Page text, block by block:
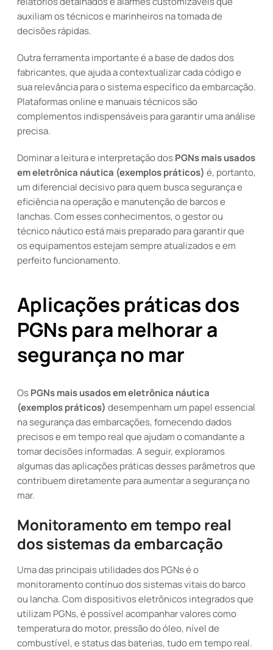
auxiliam os técnicos e marinheiros na tomada de
decisões rápidas.
Outra ferramenta importante é a base de dados dos
fabricantes, que ajuda a contextualizar cada código e
sua relevância para o sistema específico da embarcação.
Plataformas online e manuais técnicos são
complementos indispensáveis para garantir uma análise
precisa.
Dominar a leitura e interpretação dosPGNs mais usados
em eletrônica náutica (exemplos práticos) é, portanto,
um diferencial decisivo para quem busca segurança e
eficiência na operação e manutenção de barcos e
lanchas. Com esses conhecimentos, o gestor ou
técnico náutico está mais preparado para garantir que
os equipamentos estejam sempre atualizados e em
perfeito funcionamento.
Aplicações práticas dos
PGNs para melhorar a
segurança no mar
OsPGNs mais usados em eletrônica náutica
(exemplos práticos) desempenham um papel essencial
na segurança das embarcações, fornecendo dados
precisos e em tempo real que ajudam o comandante a
tomar decisões informadas. A seguir, exploramos
algumas das aplicações práticas desses parâmetros que
contribuem diretamente para aumentar a segurança no
mar.
Monitoramento em tempo real
dos sistemas da embarcação
Uma das principais utilidades dos PGNs é o
monitoramento contínuo dos sistemas vitais do barco
ou lancha. Com dispositivos eletrônicos integrados que
utilizam PGNs, é possível acompanhar valores como
temperatura do motor, pressão do óleo, nível de
combustível, e status das baterias, tudo em tempo real.